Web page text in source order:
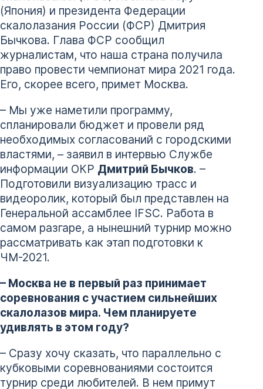
(Япония) и президента Федерации
скалолазания России (ФСР) Дмитрия
Бычкова. Глава ФСР сообщил
журналистам, что наша страна получила
право провести чемпионат мира 2021 года.
Его, скорее всего, примет Москва.
– Мы уже наметили программу,
спланировали бюджет и провели ряд
необходимых согласований с городскими
властями, – заявил в интервью Службе
информации ОКР Дмитрий Бычков. –
Подготовили визуализацию трасс и
видеоролик, который был представлен на
Генеральной ассамблее IFSC. Работа в
самом разгаре, а нынешний турнир можно
рассматривать как этап подготовки к
ЧМ-2021.
– Москва не в первый раз принимает
соревнования с участием сильнейших
скалолазов мира. Чем планируете
удивлять в этом году?
– Сразу хочу сказать, что параллельно с
кубковыми соревнованиями состоится
турнир среди любителей. В нем примут